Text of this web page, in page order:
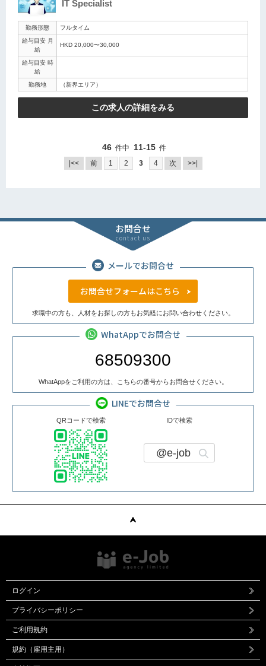
IT Specialist
勤務形態
フルタイム
給与目安 月
給
HKD 20,000〜30,000
給与目安 時
給
勤務地
（新界エリア）
この求人の詳細をみる
46 件中 11-15 件
|<<
前 1 2 3 4 次 >>|
お問合せ
contact us
メールでお問合せ
お問合せフォームはこちら
求職中の方も、人材をお探しの方もお気軽にお問い合わせください。
WhatAppでお問合せ
68509300
WhatAppをご利用の方は、こちらの番号からお問合せください。
LINEでお問合せ
QRコードで検索 IDで検索
@e-job
ログイン
プライバシーポリシー
ご利用規約
規約（雇用主用）